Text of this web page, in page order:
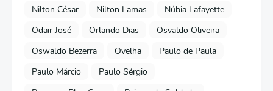
Nilton César
Nilton Lamas
Núbia Lafayette
Odair José
Orlando Dias
Osvaldo Oliveira
Oswaldo Bezerra
Ovelha
Paulo de Paula
Paulo Márcio
Paulo Sérgio